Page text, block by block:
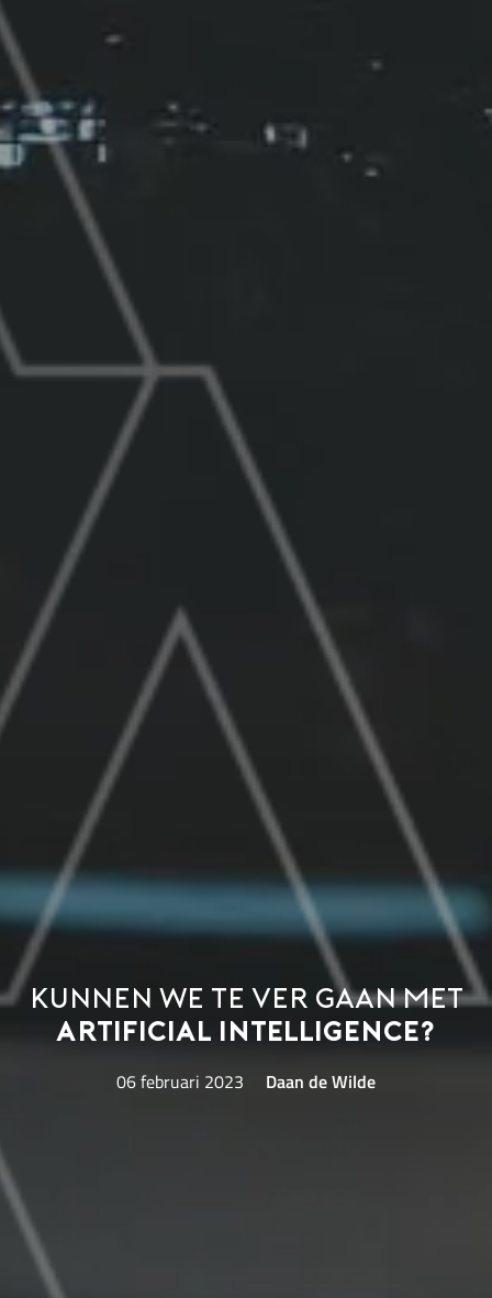
Kunnen we te ver gaan met
Artificial Intelligence?
06 februari 2023 Daan de Wilde